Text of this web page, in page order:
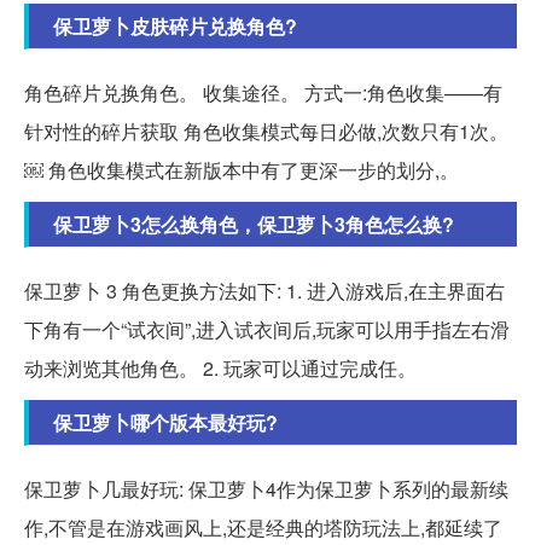
保卫萝卜皮肤碎片兑换角色?
角色碎片兑换角色。 收集途径。 方式一:角色收集——有
针对性的碎片获取 角色收集模式每日必做,次数只有1次。
￼ 角色收集模式在新版本中有了更深一步的划分,。
保卫萝卜3怎么换角色，保卫萝卜3角色怎么换?
保卫萝卜 3 角色更换方法如下: 1. 进入游戏后,在主界面右
下角有一个“试衣间”,进入试衣间后,玩家可以用手指左右滑
动来浏览其他角色。 2. 玩家可以通过完成任。
保卫萝卜哪个版本最好玩?
保卫萝卜几最好玩: 保卫萝卜4作为保卫萝卜系列的最新续
作,不管是在游戏画风上,还是经典的塔防玩法上,都延续了